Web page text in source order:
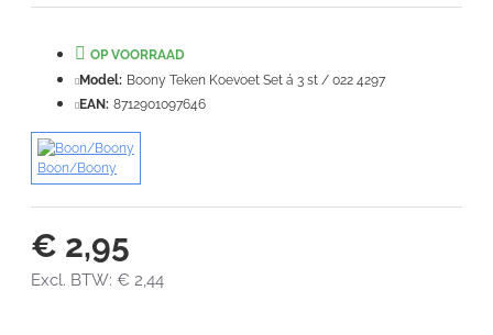
VERDER
€ 2,95
Excl. BTW: € 2,44
OP VOORRAAD
Model: Boony Teken Koevoet Set á 3 st / 022 4297
EAN: 8712901097646
Boon/Boony